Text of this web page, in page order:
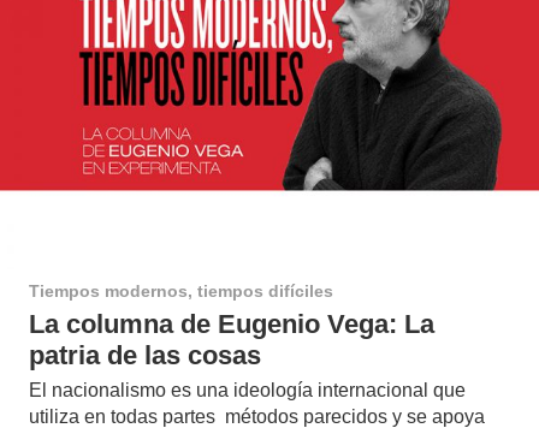
Tiempos modernos, tiempos difíciles
La columna de Eugenio Vega: La
patria de las cosas
El nacionalismo es una ideología internacional que
utiliza en todas partes métodos parecidos y se apoya